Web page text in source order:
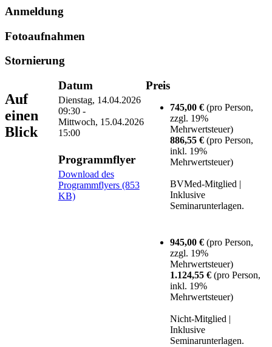
Anmeldung
Fotoaufnahmen
Stornierung
Auf
einen
Blick
Datum
Dienstag, 14.04.2026
09:30 -
Mittwoch, 15.04.2026
15:00
Programmflyer
Download des
Programmflyers (853
KB)
Preis
745,00 € (pro Person,
zzgl. 19%
Mehrwertsteuer)
886,55 € (pro Person,
inkl. 19%
Mehrwertsteuer)
BVMed-Mitglied |
Inklusive
Seminarunterlagen.
945,00 € (pro Person,
zzgl. 19%
Mehrwertsteuer)
1.124,55 € (pro Person,
inkl. 19%
Mehrwertsteuer)
Nicht-Mitglied |
Inklusive
Seminarunterlagen.